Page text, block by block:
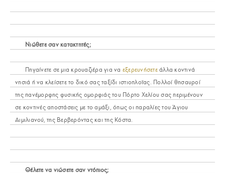
Νιώθετε σαν κατακτητές;
Πηγαίνετε σε μια κρουαζιέρα για να εξερευνήσετεάλλα κοντινά
νησιά ή να κλείσετε το δικό σας ταξίδι ιστιοπλοΐας. Πολλοί θησαυροί
της πανέμορφης φυσικής ομορφιάς του Πόρτο Χελίου σας περιμένουν
σε κοντινές αποστάσεις με το αμάξι, όπως οι παραλίες του Άγιου
Αιμιλιανού, της Βερβερόντας και της Κόστα.
Θέλετε να νιώσετε σαν ντόπιος;